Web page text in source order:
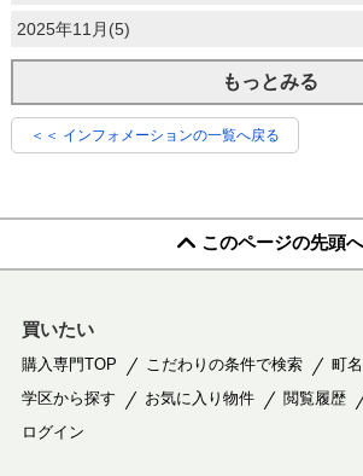
2025年11月(5)
もっとみる
＜＜ インフォメーションの一覧へ戻る
このページの先頭へ
買いたい
購入専門TOP こだわりの条件で検索
町
学区から探す
お気に入り物件 閲覧履歴
ログイン